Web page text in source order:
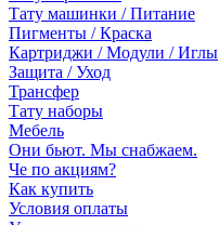
Тату машинки / Питание
Пигменты / Краска
Картриджи / Модули / Иглы
Защита / Уход
Трансфер
Тату наборы
Мебель
Они бьют. Мы снабжаем.
Че по акциям?
Как купить
Условия оплаты